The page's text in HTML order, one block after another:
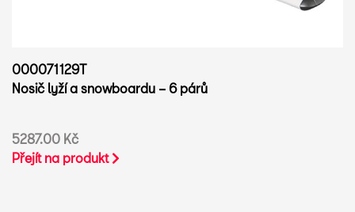
000071129T
Nosič lyží a snowboardu – 6 párů
5287.00 Kč
Přejít na produkt